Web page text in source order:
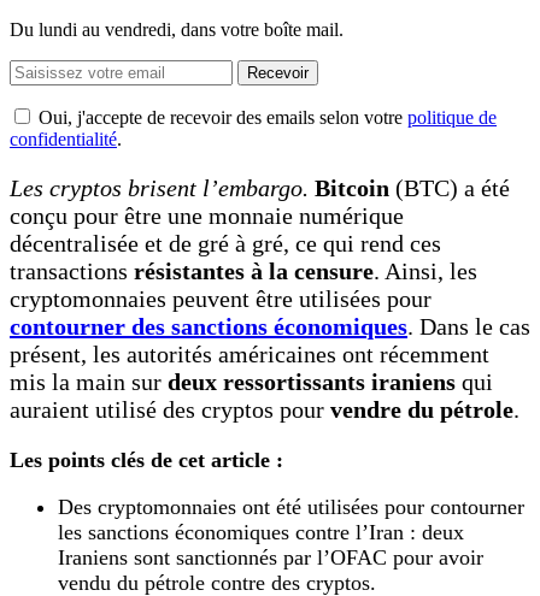
Du lundi au vendredi, dans votre boîte mail.
Recevoir
Oui, j'accepte de recevoir des emails selon votre politique de
confidentialité.
Les cryptos brisent l’embargo. Bitcoin (BTC) a été
conçu pour être une monnaie numérique
décentralisée et de gré à gré, ce qui rend ces
transactions résistantes à la censure. Ainsi, les
cryptomonnaies peuvent être utilisées pour
contourner des sanctions économiques. Dans le cas
présent, les autorités américaines ont récemment
mis la main sur deux ressortissants iraniens qui
auraient utilisé des cryptos pour vendre du pétrole.
Les points clés de cet article :
Des cryptomonnaies ont été utilisées pour contourner
les sanctions économiques contre l’Iran : deux
Iraniens sont sanctionnés par l’OFAC pour avoir
vendu du pétrole contre des cryptos.